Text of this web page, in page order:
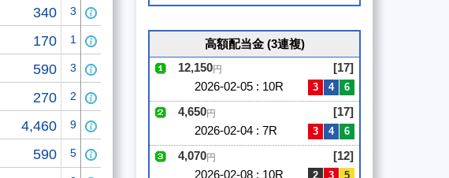
340 3
170 1
590 3
270 2
4,460 9
590 5
高額配当金 (3連複)
12,150円
[17]
2026-02-05 : 10R
4,650円
[17]
2026-02-04 : 7R
4,070円
[12]
2026-02-08 : 10R